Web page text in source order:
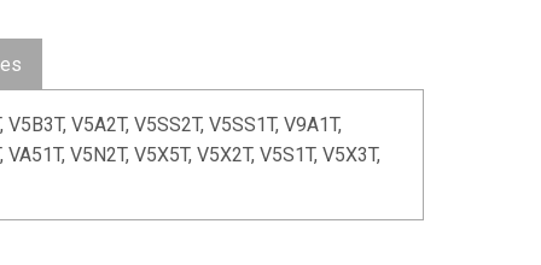
V5A2T, V5SS2T, V5SS1T, V9A1T,
V5N2T, V5X5T, V5X2T, V5S1T, V5X3T,